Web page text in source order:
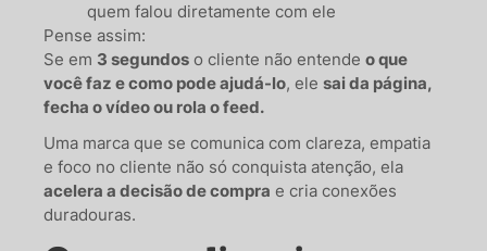
quem falou diretamente com ele
Pense assim:
Se em 3 segundos o cliente não entende o que
você faz e como pode ajudá-lo, ele sai da página,
fecha o vídeo ou rola o feed.
Uma marca que se comunica com clareza, empatia
e foco no cliente não só conquista atenção, ela
acelera a decisão de compra e cria conexões
duradouras.